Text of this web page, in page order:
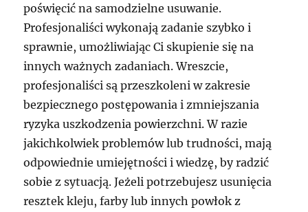
poświęcić na samodzielne usuwanie.
Profesjonaliści wykonają zadanie szybko i
sprawnie, umożliwiając Ci skupienie się na
innych ważnych zadaniach. Wreszcie,
profesjonaliści są przeszkoleni w zakresie
bezpiecznego postępowania i zmniejszania
ryzyka uszkodzenia powierzchni. W razie
jakichkolwiek problemów lub trudności, mają
odpowiednie umiejętności i wiedzę, by radzić
sobie z sytuacją. Jeżeli potrzebujesz usunięcia
resztek kleju, farby lub innych powłok z